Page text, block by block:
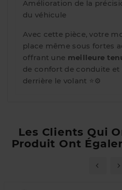
Amélioration de la
du véhicule
Avec cette pièce, votre
place même sous fortes
offrant une meilleure
de confort de conduite et
derrière le volant ⭐⚙️
Les Clients Qui
Produit Ont